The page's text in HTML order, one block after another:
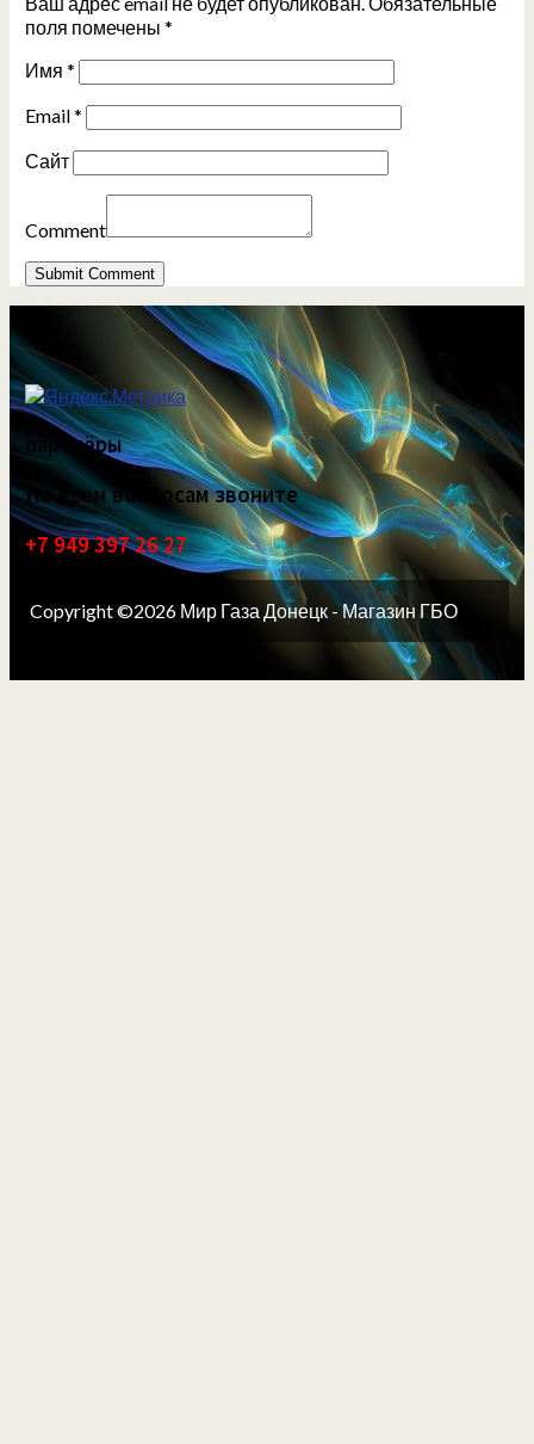
поля помечены *
Имя *
Email*
Сайт
Comment
партнёры
По всем вопросам звоните
+7 949 397 26 27
Copyright ©2026 Мир Газа Донецк - Магазин ГБО